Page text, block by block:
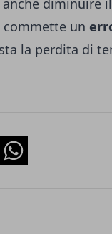
diminuire
commette un
la perdita di
Whatsapp